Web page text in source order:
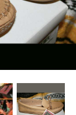
CARTES CADEAUX